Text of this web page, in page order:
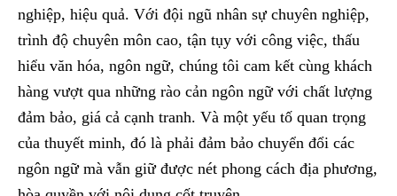
nghiệp, hiệu quả. Với đội ngũ nhân sự chuyên nghiệp,
trình độ chuyên môn cao, tận tụy với công việc, thấu
hiểu văn hóa, ngôn ngữ, chúng tôi cam kết cùng khách
hàng vượt qua những rào cản ngôn ngữ với chất lượng
đảm bảo, giá cả cạnh tranh. Và một yếu tố quan trọng
của thuyết minh, đó là phải đảm bảo chuyển đổi các
ngôn ngữ mà vẫn giữ được nét phong cách địa phương,